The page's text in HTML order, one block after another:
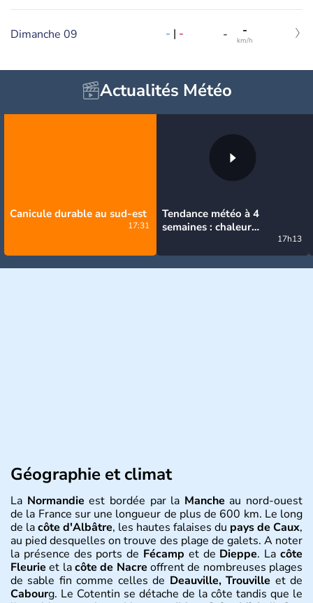
Dimanche 09 - | - - -
km/h
Actualités Météo
Canicule durable au sud-est
17:31
Tendance météo à 4
semaines : chaleur
septembre
17h13
Géographie et climat
La Normandie est bordée par la Mancheau nord-ouest
de la France sur une longueur de plus de 600 km. Le long
de lacôte d'Albâtre, les hautes falaises du pays de Caux,
au pied desquelles on trouve des plage de galets. A noter
la présence des ports de Fécamp et de Dieppe. Lacôte
Fleurie et lacôte de Nacre offrent de nombreuses plages
de sable fin comme celles de Deauville, Trouville et de
Cabourg. Le Cotentin se détache de la côte tandis que le